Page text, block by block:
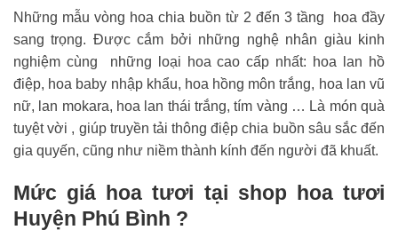
Những mẫu vòng hoa chia buồn từ 2 đến 3 tầng hoa đầy
sang trọng. Được cắm bởi những nghệ nhân giàu kinh
nghiệm cùng những loại hoa cao cấp nhất: hoa lan hồ
điệp, hoa baby nhập khẩu, hoa hồng môn trắng, hoa lan vũ
nữ, lan mokara, hoa lan thái trắng, tím vàng … Là món quà
tuyệt vời , giúp truyền tải thông điệp chia buồn sâu sắc đến
gia quyến, cũng như niềm thành kính đến người đã khuất.
Mức giá hoa tươi tại shop hoa tươi
Huyện Phú Bình ?